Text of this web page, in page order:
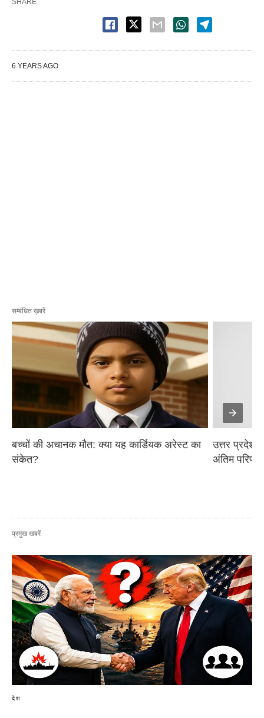
6 YEARS AGO
सम्बंधित ख़बरें
बच्चों की अचानक मौत: क्या यह कार्डियक अरेस्ट का
संकेत?
उत्तर प्रदेश
अंतिम
प्रमुख खबरें
देश